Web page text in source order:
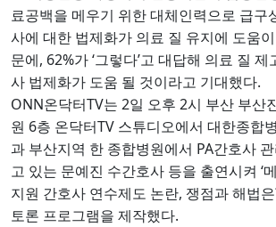
료공백을 메우기 위한 대체인력으로 급구
사에 대한 법제화가 의료 질 유지에 도움
문에 , 62%가 ‘그렇다’고 대답해 의료 질 제
사 법제화가 도움 될 것이라고 기대했다.
ONN온닥터TV는 2일 오후 2시 부산 부산
원 6층 온닥터TV 스튜디오에서 대한종합
과 부산지역 한 종합병원에서 PA간호사
고 있는 문예진 수간호사 등을 출연시켜 ‘
지원 간호사 연수제도 논란, 쟁점과 해법은
토론 프로그램을 제작했다.